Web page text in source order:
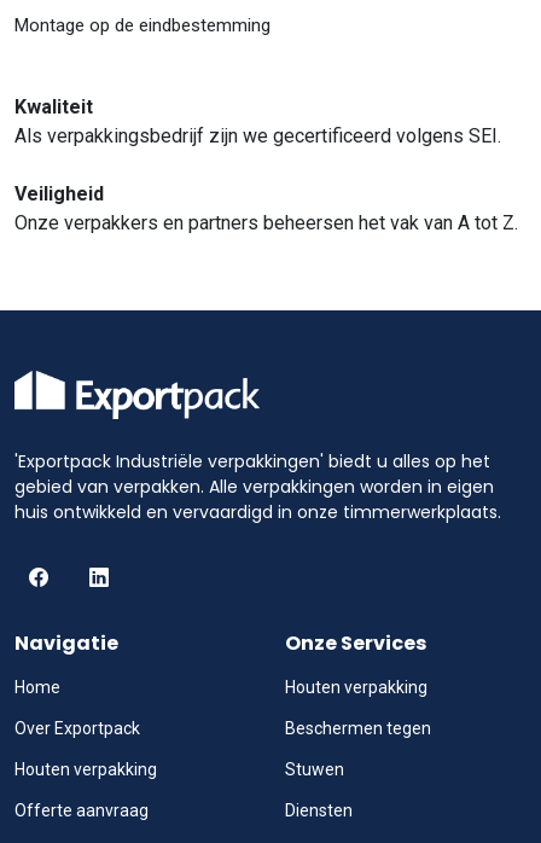
Montage op de eindbestemming
Kwaliteit
Als verpakkingsbedrijf zijn we gecertificeerd volgens SEI.
Veiligheid
Onze verpakkers en partners beheersen het vak van A tot Z.
'Exportpack Industriële verpakkingen' biedt u alles op het
gebied van verpakken. Alle verpakkingen worden in eigen
huis ontwikkeld en vervaardigd in onze timmerwerkplaats.
Navigatie
Home
Over Exportpack
Houten verpakking
Offerte aanvraag
Onze Services
Houten verpakking
Beschermen tegen
Stuwen
Diensten